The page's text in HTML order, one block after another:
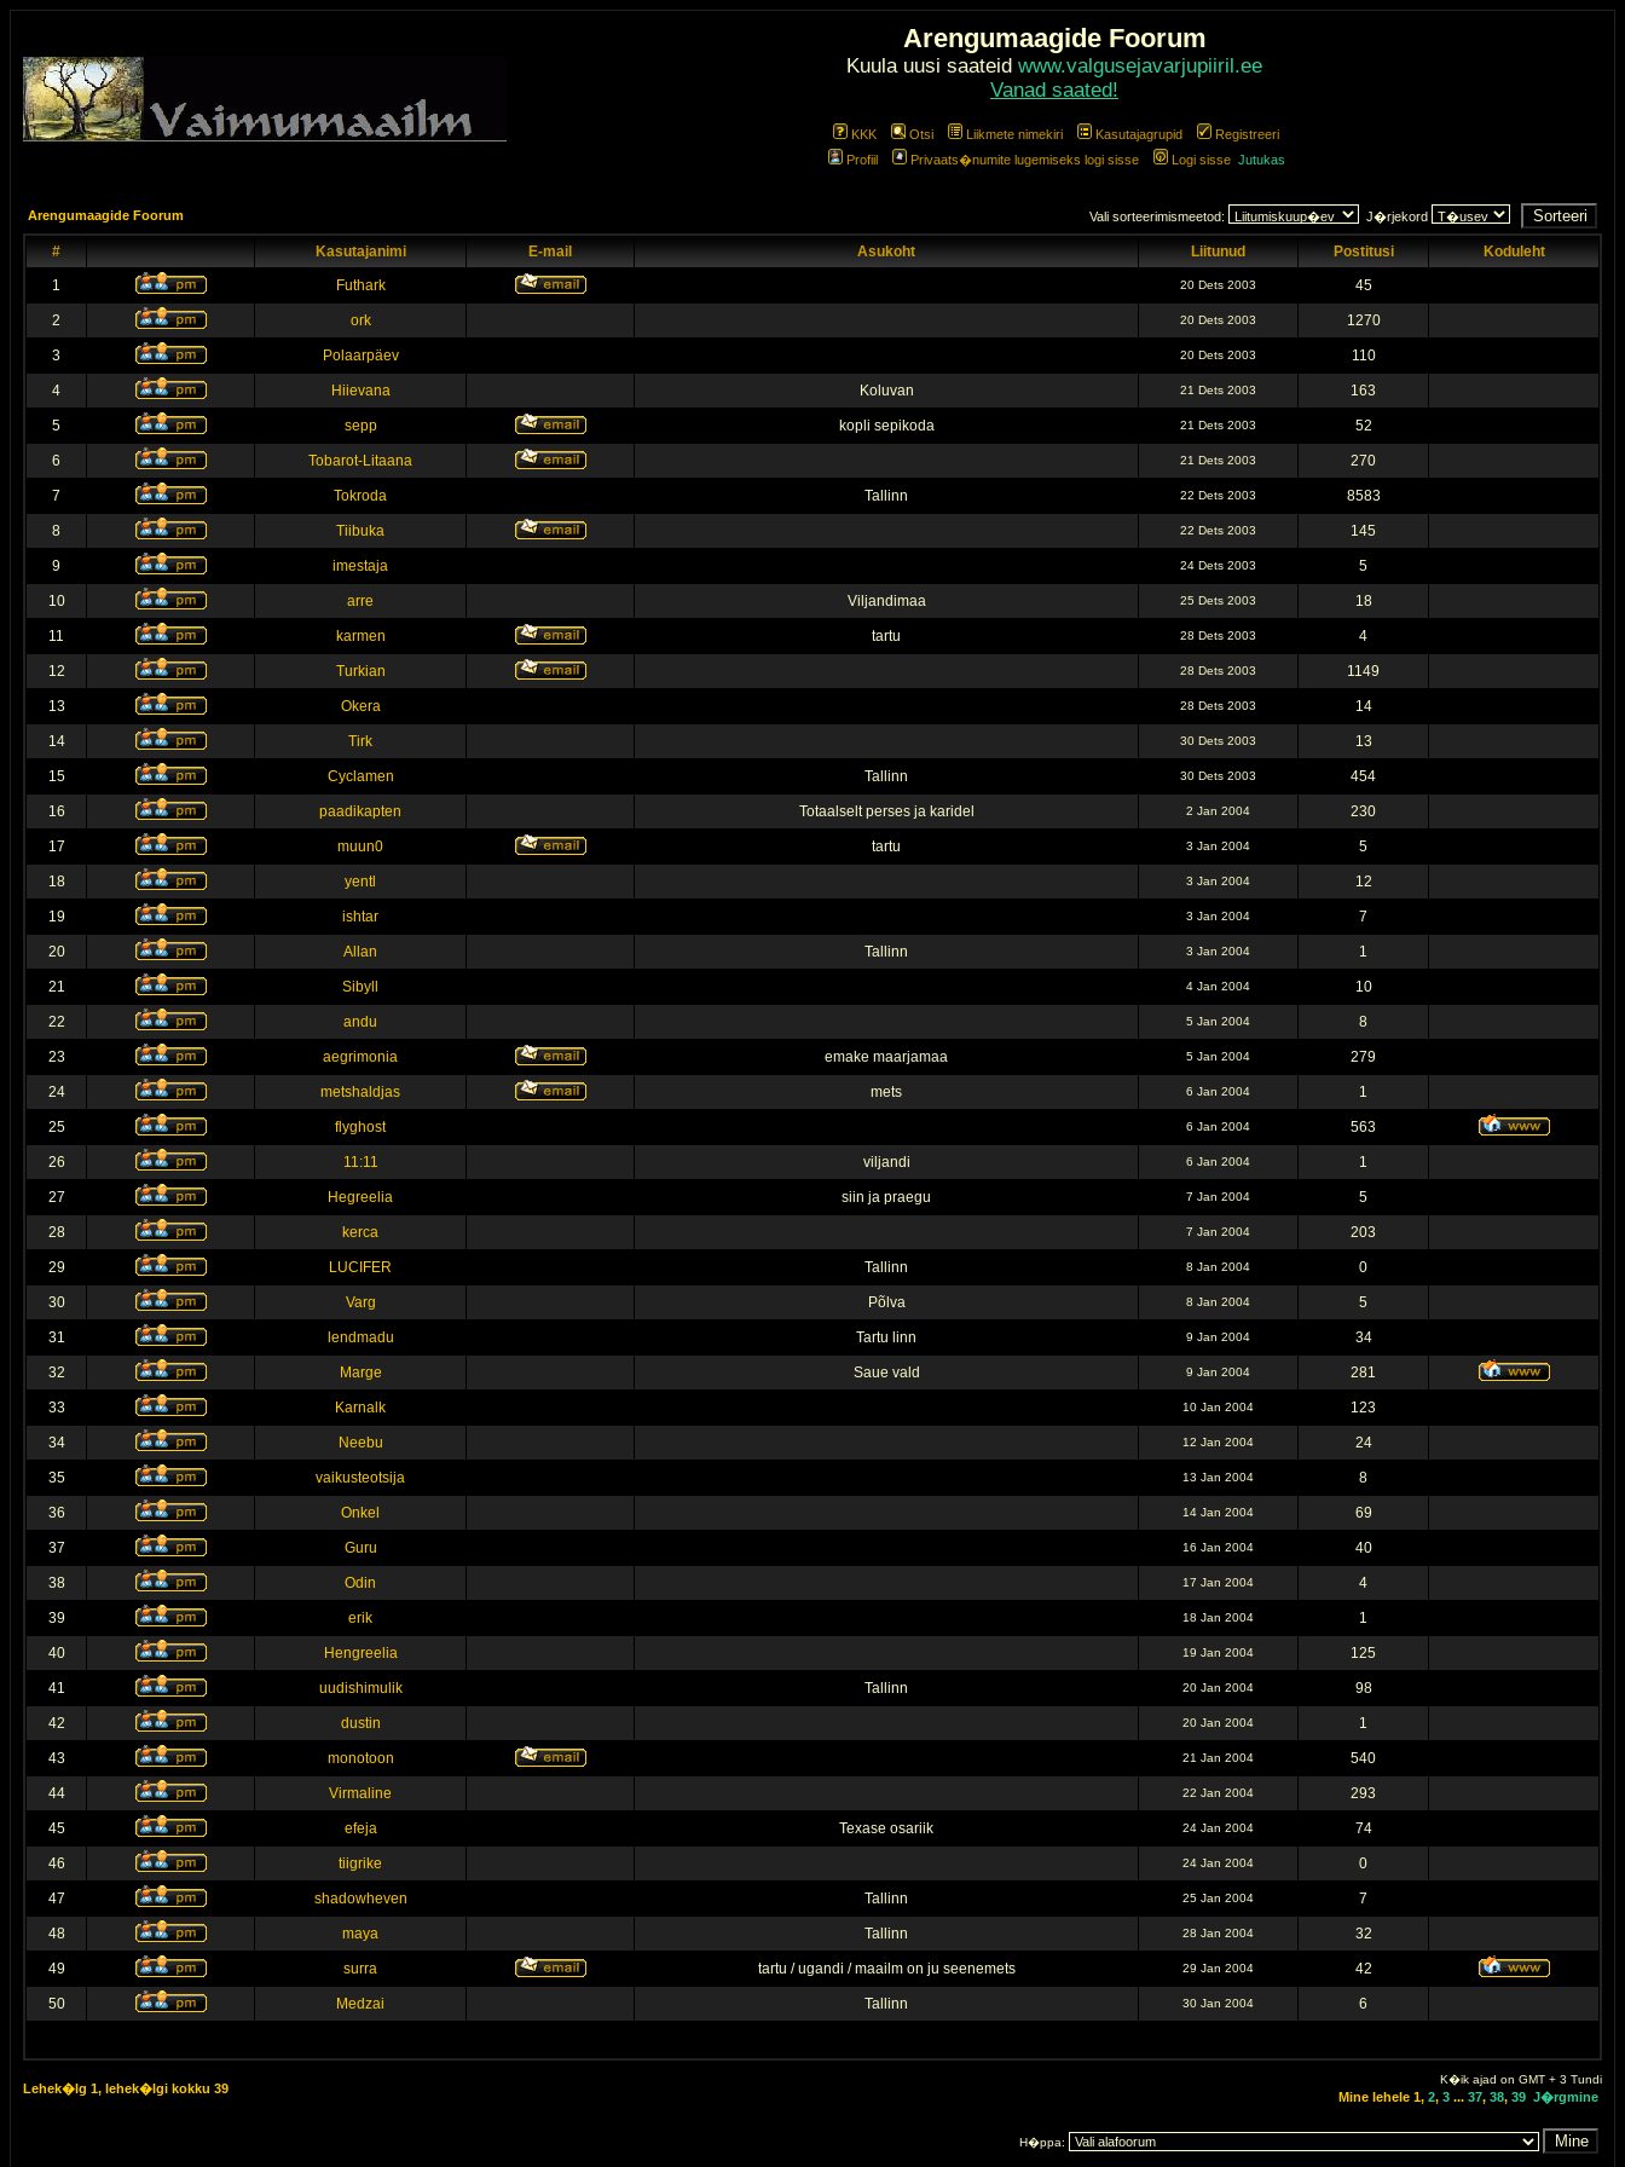
Arengumaagide Foorum
Kuula uusi saateid www.valgusejavarjupiiril.ee
Vanad saated!
KKK Otsi Liikmete nimekiri Kasutajagrupid
Registreeri
Profiil
Privaats�numite lugemiseks logi sisse Logi sisse Jutukas
Arengumaagide Foorum Vali sorteerimismeetod: J�rjekord
# Kasutajanimi E-mail Asukoht Liitunud Postitusi
Koduleht
1
Futhark 20 Dets 2003 45
2 ork 20 Dets 2003 1270
3 Polaarpäev 20 Dets 2003 110
4 Hiievana Koluvan 21 Dets 2003 163
5 sepp kopli sepikoda 21 Dets 2003 52
6 Tobarot-Litaana 21 Dets 2003 270
7 Tokroda Tallinn 22 Dets 2003 8583
8 Tiibuka 22 Dets 2003 145
9 imestaja 24 Dets 2003 5
10 arre Viljandimaa 25 Dets 2003 18
11 karmen tartu 28 Dets 2003 4
12 Turkian 28 Dets 2003 1149
13 Okera 28 Dets 2003 14
14 Tirk 30 Dets 2003 13
15 Cyclamen Tallinn 30 Dets 2003 454
16 paadikapten Totaalselt perses ja karidel 2 Jan 2004 230
17 muun0 tartu 3 Jan 2004 5
18 yentl 3 Jan 2004 12
19 ishtar 3 Jan 2004 7
20 Allan Tallinn 3 Jan 2004 1
21 Sibyll 4 Jan 2004 10
22 andu 5 Jan 2004 8
23 aegrimonia emake maarjamaa 5 Jan 2004 279
24 metshaldjas mets 6 Jan 2004 1
25 flyghost 6 Jan 2004 563
26 11:11 viljandi 6 Jan 2004 1
27 Hegreelia siin ja praegu 7 Jan 2004 5
28 kerca 7 Jan 2004 203
29 LUCIFER Tallinn 8 Jan 2004 0
30 Varg Põlva 8 Jan 2004 5
31 lendmadu Tartu linn 9 Jan 2004 34
32 Marge Saue vald 9 Jan 2004 281
33 Karnalk 10 Jan 2004 123
34 Neebu 12 Jan 2004 24
35 vaikusteotsija 13 Jan 2004 8
36 Onkel 14 Jan 2004 69
37 Guru 16 Jan 2004 40
38 Odin 17 Jan 2004 4
39 erik 18 Jan 2004 1
40 Hengreelia 19 Jan 2004 125
41 uudishimulik Tallinn 20 Jan 2004 98
42 dustin 20 Jan 2004 1
43 monotoon 21 Jan 2004 540
44 Virmaline 22 Jan 2004 293
45 efeja Texase osariik 24 Jan 2004 74
46 tiigrike 24 Jan 2004 0
47 shadowheven Tallinn 25 Jan 2004 7
48 maya Tallinn 28 Jan 2004 32
49 surra tartu / ugandi / maailm on ju seenemets 29 Jan 2004 42
50 Medzai Tallinn 30 Jan 2004 6
Lehek�lg 1, lehek�lgi kokku 39
K�ik ajad on GMT + 3 Tundi
Mine lehele 1, 2, 3 ... 37, 38, 39 J�rgmine
H�ppa: